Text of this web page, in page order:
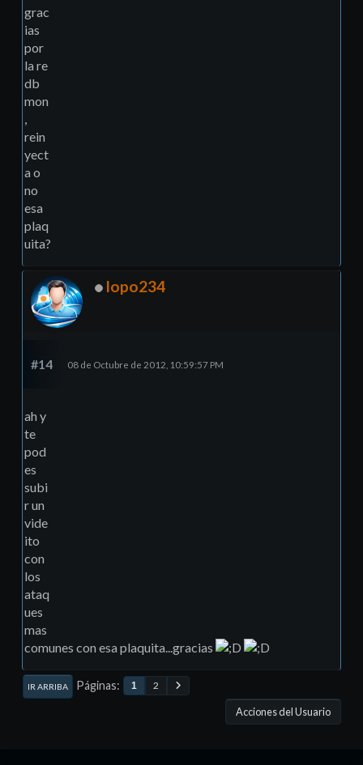
grac
ias
por
la re
db
mon
,
rein
yect
a o
no
esa
plaq
uita?
lopo234
#14 08 de Octubre de 2012, 10:59:57 PM
ah y
te
pod
es
subi
r un
vide
ito
con
los
ataq
ues
mas
comunes con esa plaquita...gracias
IR ARRIBA Páginas 1 2
Acciones del Usuario